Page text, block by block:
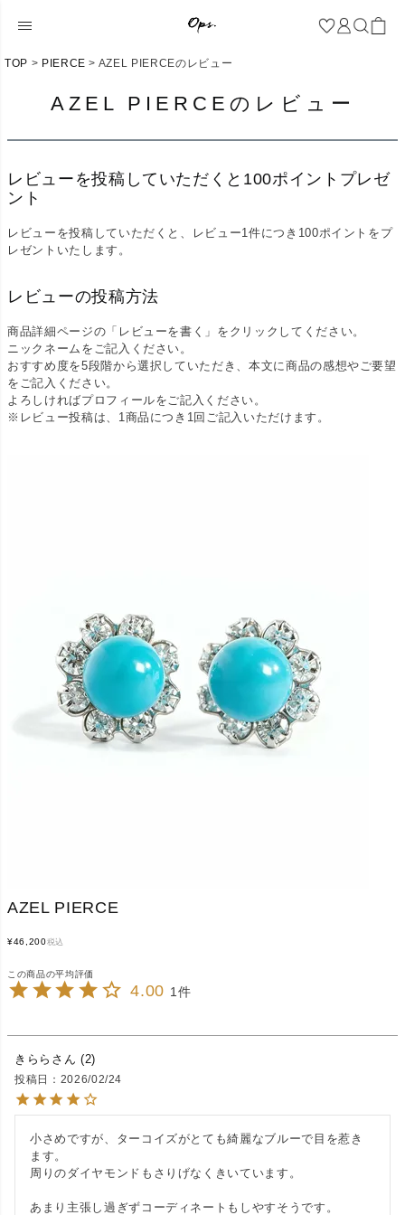
TOP PIERCE AZEL PIERCEのレビュー
AZEL PIERCEのレビュー
レビューを投稿していただくと100ポイントプレゼ
ント
レビューを投稿していただくと、レビュー1件につき100ポイントをプ
レゼントいたします。
レビューの投稿方法
商品詳細ページの「レビューを書く」をクリックしてください。
ニックネームをご記入ください。
おすすめ度を5段階から選択していただき、本文に商品の感想やご要望
をご記入ください。
よろしければプロフィールをご記入ください。
※レビュー投稿は、1商品につき1回ご記入いただけます。
AZEL PIERCE
¥46,200税込
4.00 1
きらら 2
投稿日 2026/02/24
小さめですが、ターコイズがとても綺麗なブルーで目を惹き
ます。
周りのダイヤモンドもさりげなくきいています。